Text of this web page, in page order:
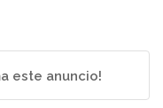
este anuncio!